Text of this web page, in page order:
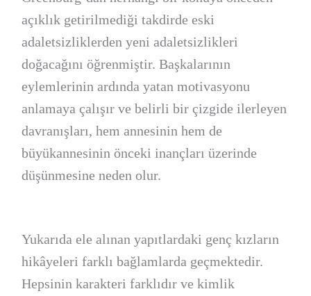
açıklık getirilmediği takdirde eski
adaletsizliklerden yeni adaletsizlikleri
doğacağını öğrenmiştir. Başkalarının
eylemlerinin ardında yatan motivasyonu
anlamaya çalışır ve belirli bir çizgide ilerleyen
davranışları, hem annesinin hem de
büyükannesinin önceki inançları üzerinde
düşünmesine neden olur.
Yukarıda ele alınan yapıtlardaki genç kızların
hikâyeleri farklı bağlamlarda geçmektedir.
Hepsinin karakteri farklıdır ve kimlik